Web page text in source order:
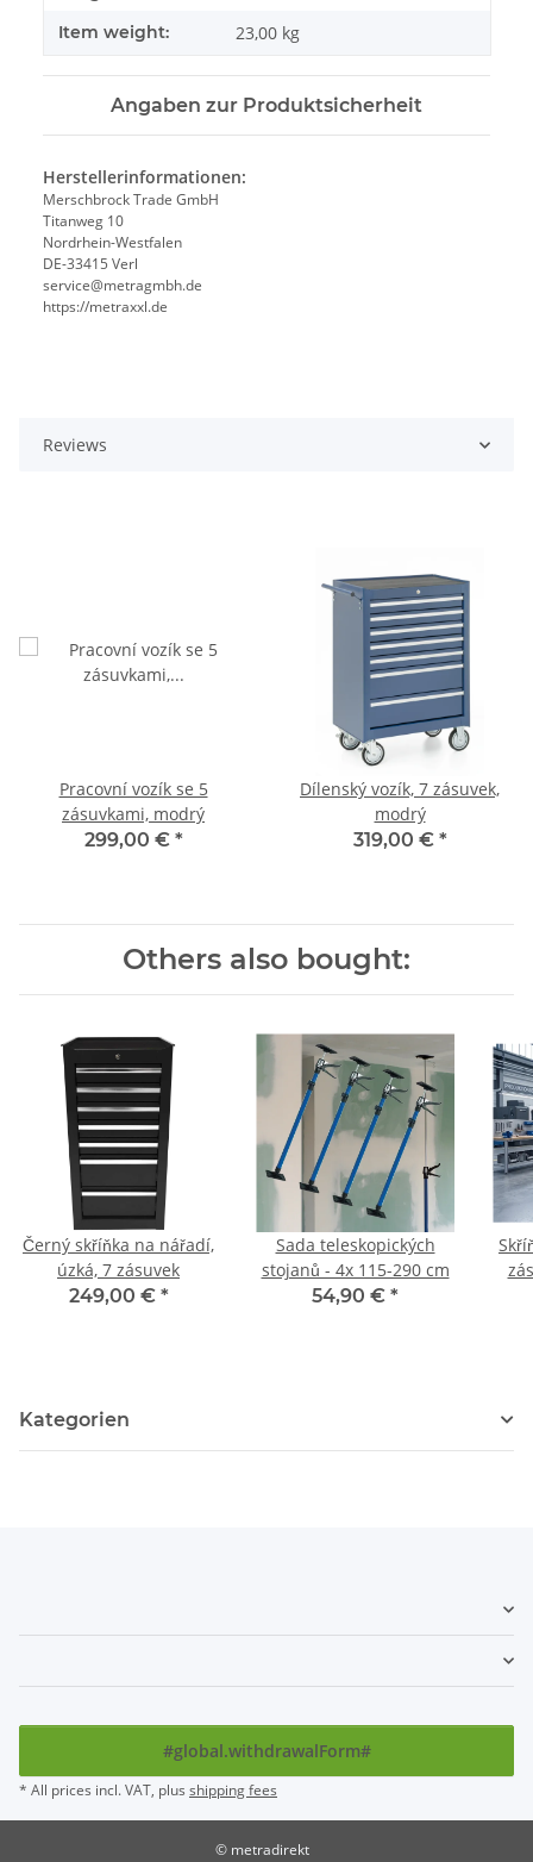
Item weight: 23,00 kg
Angaben zur Produktsicherheit
Herstellerinformationen:
Merschbrock Trade GmbH
Titanweg 10
Nordrhein-Westfalen
DE-33415 Verl
service@metragmbh.de
https://metraxxl.de
Reviews
Pracovní vozík se 5
zásuvkami, modrý
299,00 € *
Dílenský vozík, 7 zásuvek,
modrý
319,00 € *
Others also bought:
Černý skříňka na nářadí,
úzká, 7 zásuvek
249,00 € *
Sada teleskopických
stojanů - 4x 115-290 cm
54,90 € *
Kategorien
#global.withdrawalForm#
* All prices incl. VAT, plus shipping fees
© metradirekt